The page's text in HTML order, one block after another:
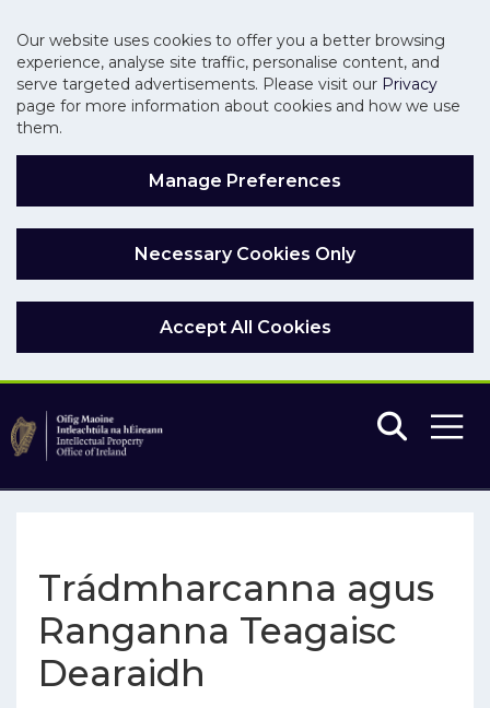
Our website uses cookies to offer you a better browsing
experience, analyse site traffic, personalise content, and
serve targeted advertisements. Please visit our Privacy
page for more information about cookies and how we use
them.
Manage Preferences
Necessary Cookies Only
Accept All Cookies
Skip to main content
Trádmharcanna agus
Ranganna Teagaisc
Dearaidh